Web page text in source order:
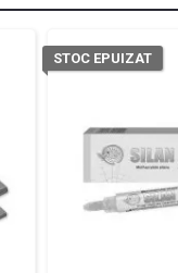
STOC EPUIZAT